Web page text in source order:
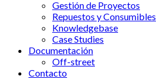
Gestión de Proyectos
Repuestos y Consumibles
Knowledgebase
Case Studies
Documentación
Off-street
Contacto